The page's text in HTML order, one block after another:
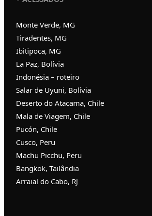
Monte Verde, MG
Tiradentes, MG
Ibitipoca, MG
La Paz, Bolívia
Indonésia – roteiro
Salar de Uyuni, Bolívia
Deserto do Atacama, Chile
Mala de Viagem, Chile
Pucón, Chile
Cusco, Peru
Machu Picchu, Peru
Bangkok, Tailândia
Arraial do Cabo, RJ